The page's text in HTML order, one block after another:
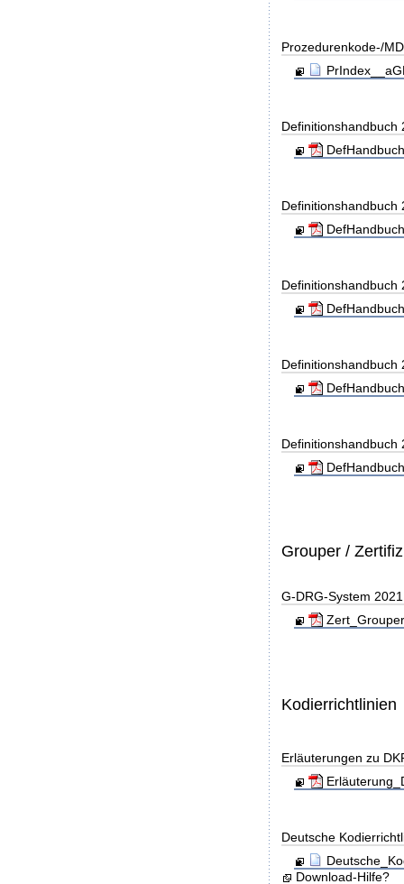
Prozedurenkode-/
Definitionshandbuch
Definitionshandbuch
Definitionshandbuch
Definitionshandbuch
Definitionshandbuch
Grouper /
G-DRG-System
Kodierrichtlinien
Erläuterungen zu
Deutsche
Download-Hilfe?